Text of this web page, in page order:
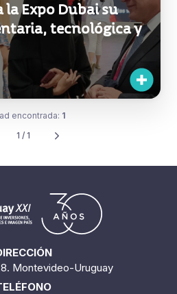
la Expo Dubai su
tecnológica y
encontrada: 1
1 / 1
Montevideo-Uruguay